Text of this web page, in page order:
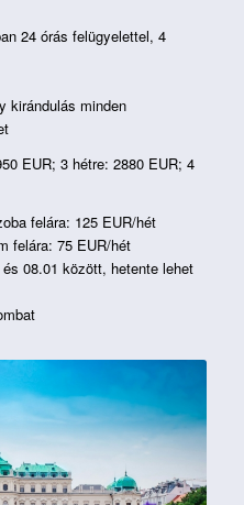
24 órás felügyelettel, 4
kirándulás minden
EUR; 3 hétre: 2880 EUR; 4
felára: 125 EUR/hét
felára: 75 EUR/hét
08.01 között, hetente lehet